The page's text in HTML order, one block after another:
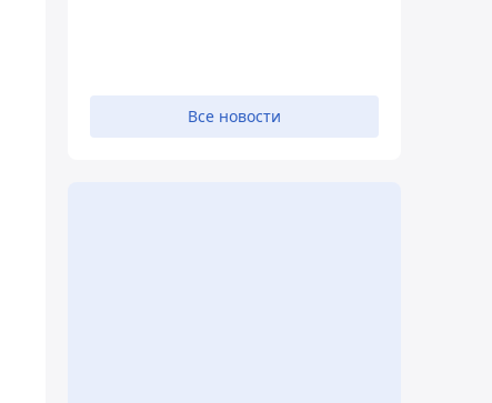
Все новости